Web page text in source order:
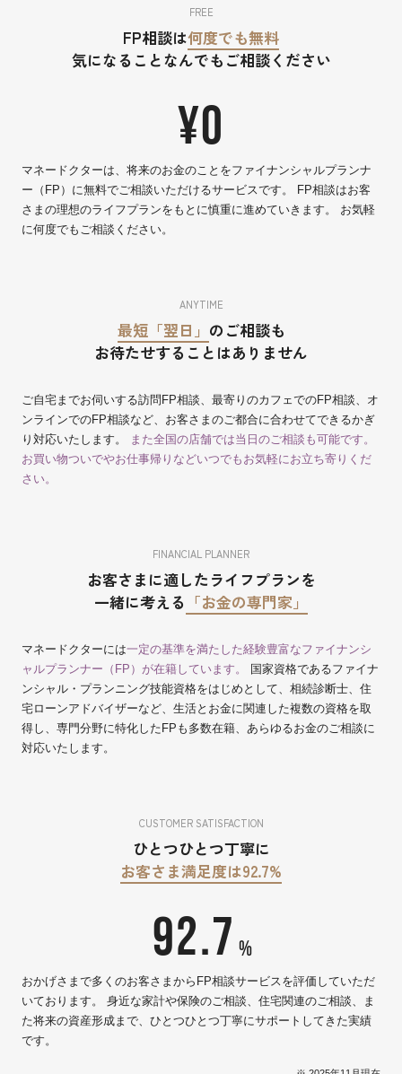
FREE
FP相談は何度でも無料
気になることなんでもご相談ください
マネードクターは、将来のお金のことをファイナンシャルプランナ
ー（FP）に無料でご相談いただけるサービスです。 FP相談はお客
さまの理想のライフプランをもとに慎重に進めていきます。 お気軽
に何度でもご相談ください。
¥0
ANYTIME
最短「翌日」 のご相談も
お待たせすることはありません
ご自宅までお伺いする訪問FP相談、最寄りのカフェでのFP相談、オ
ンラインでのFP相談など、お客さまのご都合に合わせてできるかぎ
り対応いたします。
また全国の店舗では当日のご相談も可能です。
お買い物ついでやお仕事帰りなどいつでもお気軽にお立ち寄りくだ
さい。
FINANCIAL PLANNER
お客さまに適したライフプランを
一緒に考える 「お金の専門家」
マネードクターには一定の基準を満たした経験豊富なファイナンシ
ャルプランナー（FP）が在籍しています。
国家資格であるファイナ
ンシャル・プランニング技能資格をはじめとして、相続診断士、住
宅ローンアドバイザーなど、生活とお金に関連した複数の資格を取
得し、専門分野に特化したFPも多数在籍、あらゆるお金のご相談に
対応いたします。
CUSTOMER SATISFACTION
ひとつひとつ丁寧に
お客さま満足度は92.7%
おかげさまで多くのお客さまからFP相談サービスを評価していただ
いております。 身近な家計や保険のご相談、住宅関連のご相談、ま
た将来の資産形成まで、ひとつひとつ丁寧にサポートしてきた実績
です。
92.7 %